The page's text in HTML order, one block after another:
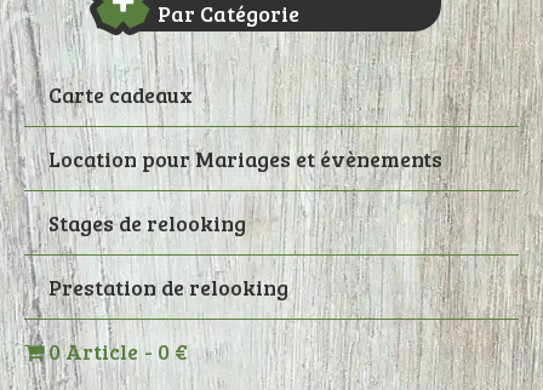
Par Catégorie
Carte cadeaux
Location pour Mariages et évènements
Stages de relooking
Prestation de relooking
0 Article 0 €